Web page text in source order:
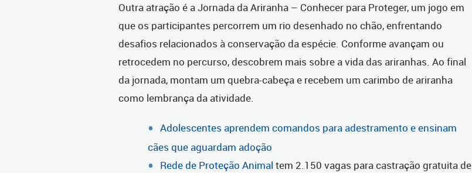
Outra atração é a Jornada da Ariranha – Conhecer para Proteger, um jogo em
que os participantes percorrem um rio desenhado no chão, enfrentando
desafios relacionados à conservação da espécie. Conforme avançam ou
retrocedem no percurso, descobrem mais sobre a vida das ariranhas. Ao final
da jornada, montam um quebra-cabeça e recebem um carimbo de ariranha
como lembrança da atividade.
Adolescentes aprendem comandos para adestramento e ensinam
cães que aguardam adoção
Rede de Proteção Animal tem 2.150 vagas para castração gratuita de